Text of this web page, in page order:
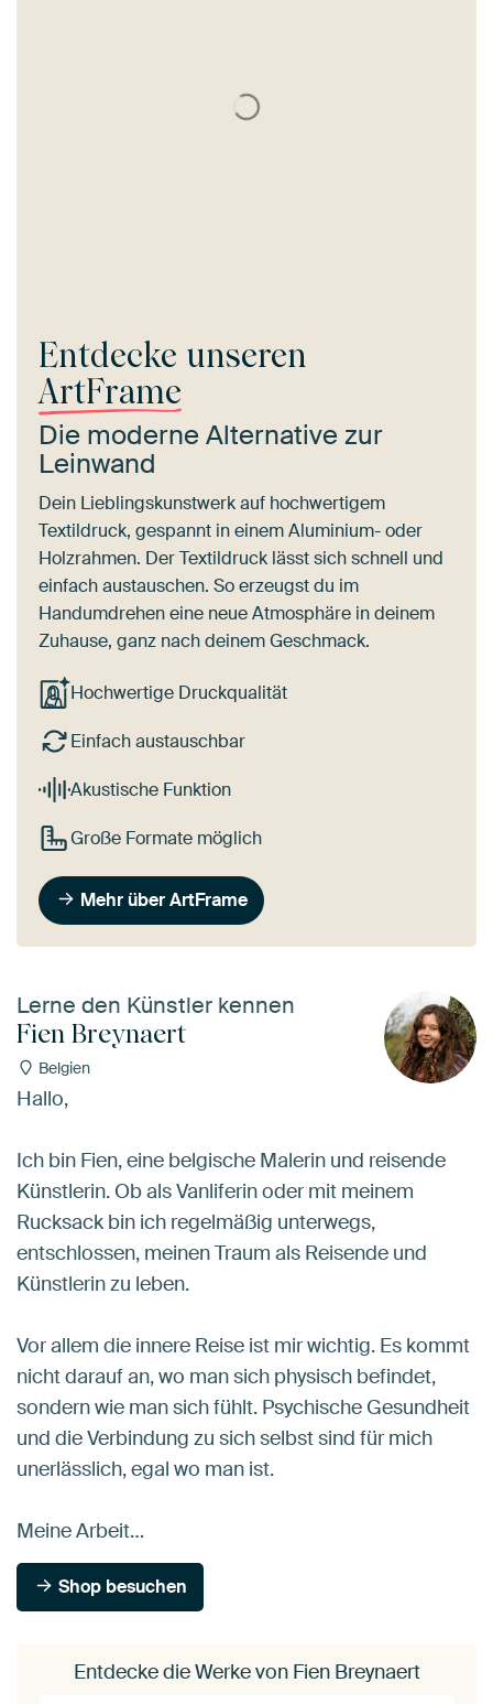
Entdecke unseren
ArtFrame
Die moderne Alternative zur
Leinwand
Dein Lieblingskunstwerk auf hochwertigem
Textildruck, gespannt in einem Aluminium- oder
Holzrahmen. Der Textildruck lässt sich schnell und
einfach austauschen. So erzeugst du im
Handumdrehen eine neue Atmosphäre in deinem
Zuhause, ganz nach deinem Geschmack.
Hochwertige Druckqualität
Einfach austauschbar
Akustische Funktion
Große Formate möglich
Mehr über ArtFrame
Lerne den Künstler kennen
Fien Breynaert
Belgien
Hallo,
Ich bin Fien, eine belgische Malerin und reisende
Künstlerin. Ob als Vanliferin oder mit meinem
Rucksack bin ich regelmäßig unterwegs,
entschlossen, meinen Traum als Reisende und
Künstlerin zu leben.
Vor allem die innere Reise ist mir wichtig. Es kommt
nicht darauf an, wo man sich physisch befindet,
sondern wie man sich fühlt. Psychische Gesundheit
und die Verbindung zu sich selbst sind für mich
unerlässlich, egal wo man ist.
Meine Arbeit…
Shop besuchen
Entdecke die Werke von Fien Breynaert